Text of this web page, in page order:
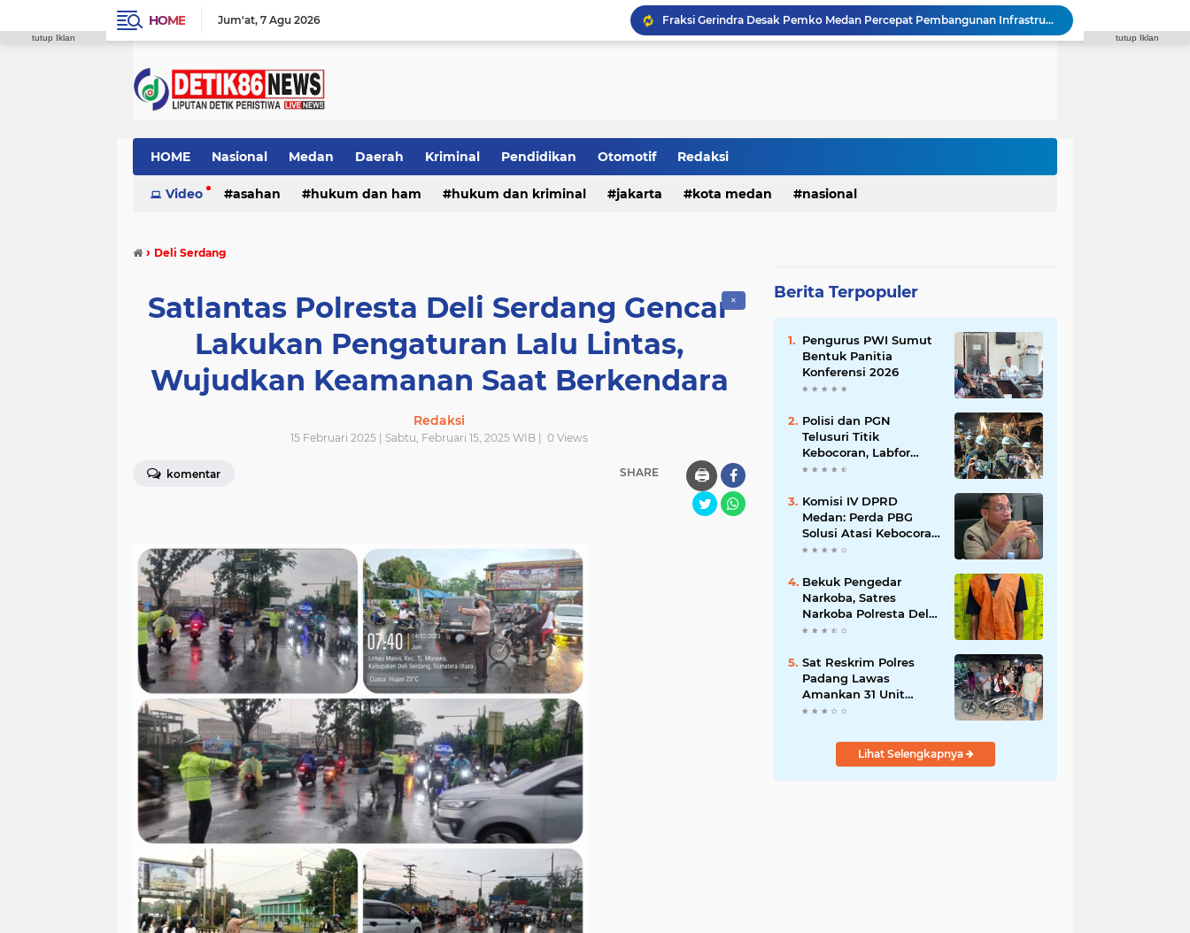
HOME Jum'at 7 Agu 2026
Fraksi Gerindra Desak Pemko Medan Percepat Pembangunan Infrastruktur Medan Utara
Syaiful Ramadhan: ASN Harus Siap Melayani Masyarakat Dalam Kondisi Apa Pun
HOME Nasional Medan Daerah Kriminal Pendidikan Otomotif Redaksi
Video asahan hukum dan ham hukum dan kriminal jakarta kota medan nasional
› Deli Serdang
✕
Satlantas Polresta Deli Serdang Gencar
Lakukan Pengaturan Lalu Lintas,
Wujudkan Keamanan Saat Berkendara
Redaksi
15 Februari 2025 | Sabtu, Februari 15, 2025 WIB | 0 Views
komentar SHARE 🖨️
Berita Terpopuler
Pengurus PWI Sumut
Bentuk Panitia
Konferensi 2026
Polisi dan PGN
Telusuri Titik
Kebocoran, Labfor
Pastikan Ledakan
Akumulasi Gas
Komisi IV DPRD
Medan: Perda PBG
Solusi Atasi Kebocoran
PAD dan Birokrasi
Bekuk Pengedar
Narkoba, Satres
Narkoba Polresta Deli
Serdang amankan
Sat Reskrim Polres
Padang Lawas
Amankan 31 Unit
Sepeda Motor Diduga
Rumah Warga di Pasar
Lihat Selengkapnya
tutup Iklan tutup Iklan